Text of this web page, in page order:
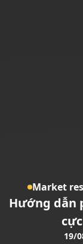
Market
Hướng dẫn
19/